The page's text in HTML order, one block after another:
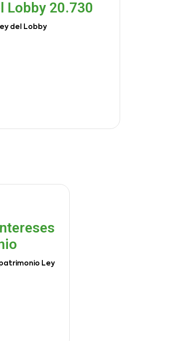
Lobby 20.730
del Lobby
Ley